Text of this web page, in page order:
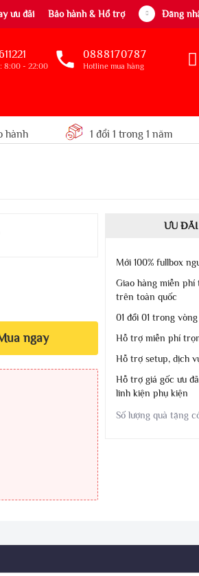
ưu đãi Bảo hành & Hổ trợ Đăng
8:00 - 22:00
0888170787
Hotline mua hàng
hành 1 đổi 1 trong 1 năm
ngay
ƯU ĐÃI
Mới 100% fullbox
Giao hàng miễn phí
trên toàn quốc
01 đổi 01 trong
Hỗ trợ miễn phí
Hỗ trợ setup, dịch
Hỗ trợ giá gốc ưu
linh kiện phụ kiện
Số lượng quà tặng